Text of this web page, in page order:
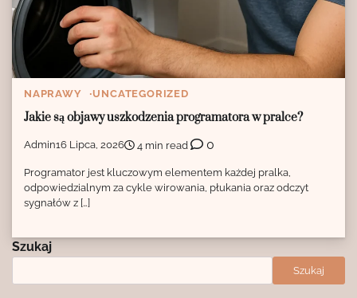
NAPRAWY UNCATEGORIZED
Jakie są objawy uszkodzenia programatora w pralce?
Admin16 Lipca, 2026 4 min read 0
Programator jest kluczowym elementem każdej pralka,
odpowiedzialnym za cykle wirowania, płukania oraz odczyt
sygnałów z […]
Szukaj
Szukaj